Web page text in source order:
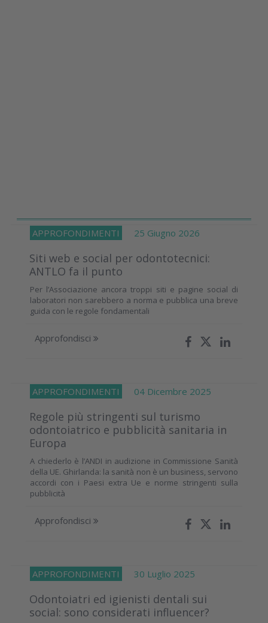
APPROFONDIMENTI 25 Giugno 2026
Siti web e social per odontotecnici:
ANTLO fa il punto
Per l’Associazione ancora troppi siti e pagine social di
laboratori non sarebbero a norma e pubblica una breve
guida con le regole fondamentali
Approfondisci
APPROFONDIMENTI 04 Dicembre 2025
Regole più stringenti sul turismo
odontoiatrico e pubblicità sanitaria in
Europa
A chiederlo è l’ANDI in audizione in Commissione Sanità
della UE. Ghirlanda: la sanità non è un business, servono
accordi con i Paesi extra Ue e norme stringenti sulla
pubblicità
Approfondisci
APPROFONDIMENTI 30 Luglio 2025
Odontoiatri ed igienisti dentali sui
social: sono considerati influencer?